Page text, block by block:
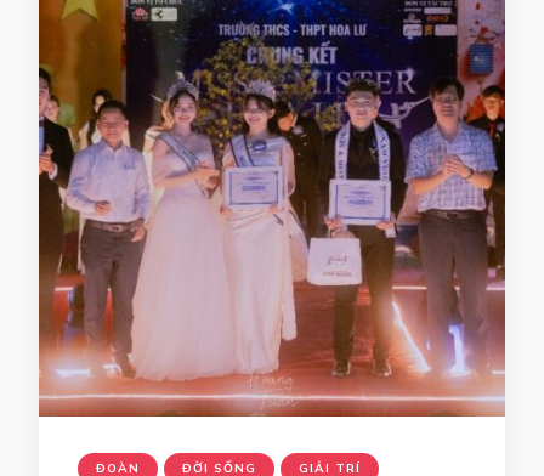
ĐOÀN ĐỜI SỐNG GIẢI TRÍ